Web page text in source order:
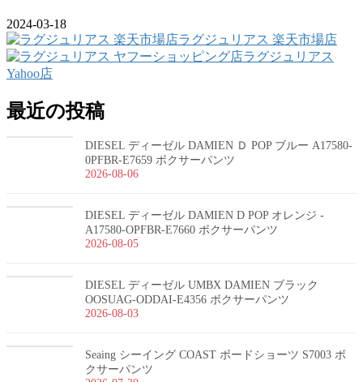
2024-03-18
ラグジュリアス 楽天市場店
ラグジュリアス
Yahoo店
最近の投稿
DIESEL ディーゼル DAMIEN Ｄ POP ブルー A17580-
0PFBR-E7659 ボクサーパンツ
2026-08-06
DIESEL ディーゼル DAMIEN D POP オレンジ -
A17580-OPFBR-E7660 ボクサーパンツ
2026-08-05
DIESEL ディーゼル UMBX DAMIEN ブラック
OOSUAG-ODDAI-E4356 ボクサーパンツ
2026-08-03
Seaing シーイング COAST ボードショーツ S7003 ボ
クサーパンツ